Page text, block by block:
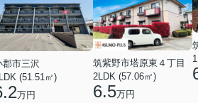
郡市三沢
(51.51㎡)
万円
筑紫野市塔原東４丁目
2LDK (57.06㎡)
6.5万円